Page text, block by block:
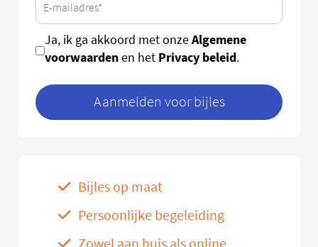
Ja, ik ga akkoord met onzeAlgemene
voorwaardenen het Privacy beleid.
Aanmelden voor bijles
Bijles op maat
Persoonlijke begeleiding